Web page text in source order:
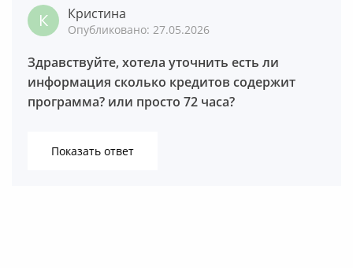
Кристина
Опубликовано: 27.05.2026
Здравствуйте, хотела уточнить есть ли
информация сколько кредитов содержит
программа? или просто 72 часа?
Показать ответ